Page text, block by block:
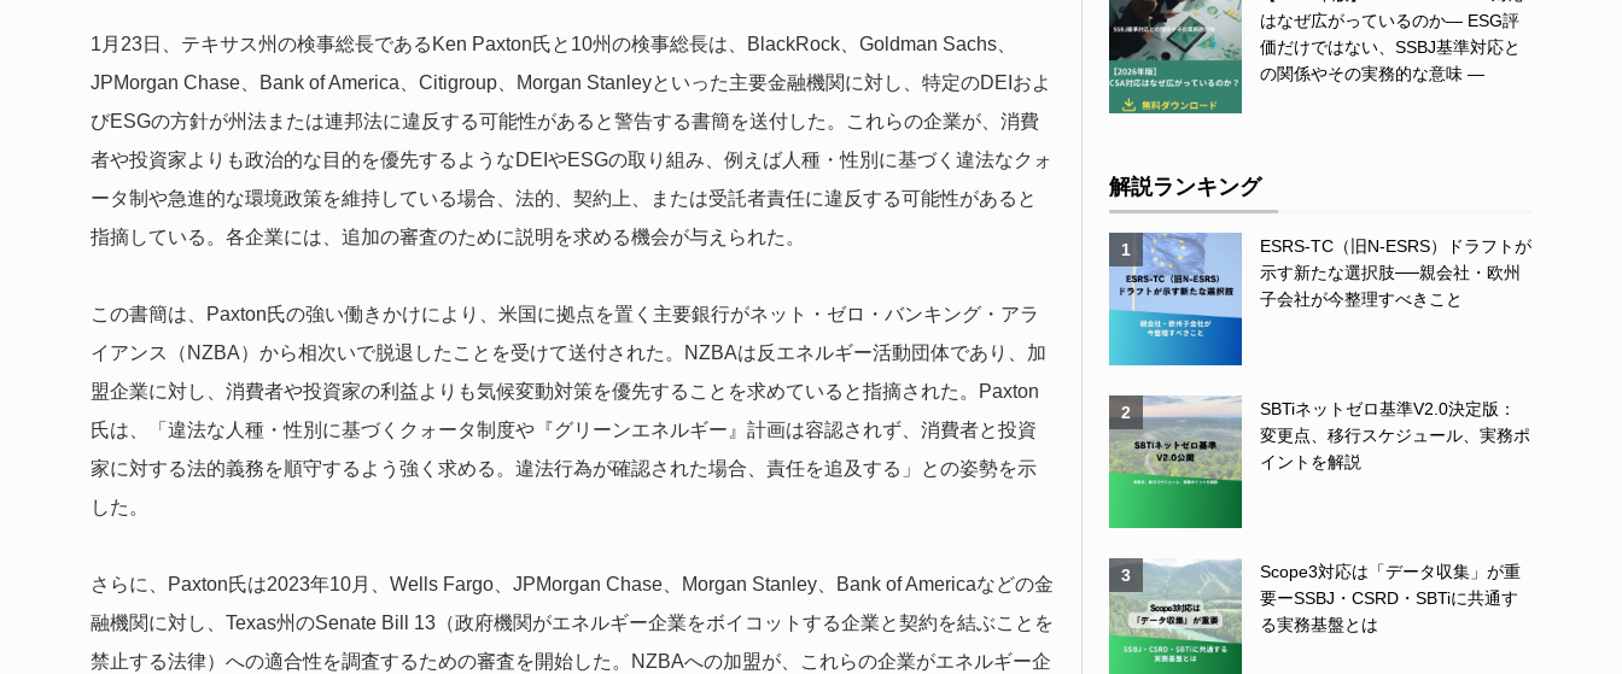
1月23日、テキサス州の検事総長であるKen Paxton氏と10州の検事総長は、BlackRock、Goldman Sachs、
JPMorgan Chase、Bank of America、Citigroup、Morgan Stanleyといった主要金融機関に対し、特定のDEIおよ
びESGの方針が州法または連邦法に違反する可能性があると警告する書簡を送付した。これらの企業が、消費
者や投資家よりも政治的な目的を優先するようなDEIやESGの取り組み、例えば人種・性別に基づく違法なクォ
ータ制や急進的な環境政策を維持している場合、法的、契約上、または受託者責任に違反する可能性があると
指摘している。各企業には、追加の審査のために説明を求める機会が与えられた。
この書簡は、Paxton氏の強い働きかけにより、米国に拠点を置く主要銀行がネット・ゼロ・バンキング・アラ
イアンス（NZBA）から相次いで脱退したことを受けて送付された。NZBAは反エネルギー活動団体であり、加
盟企業に対し、消費者や投資家の利益よりも気候変動対策を優先することを求めていると指摘された。Paxton
氏は、「違法な人種・性別に基づくクォータ制度や『グリーンエネルギー』計画は容認されず、消費者と投資
家に対する法的義務を順守するよう強く求める。違法行為が確認された場合、責任を追及する」との姿勢を示
した。
さらに、Paxton氏は2023年10月、Wells Fargo、JPMorgan Chase、Morgan Stanley、Bank of Americaなどの金
融機関に対し、Texas州のSenate Bill 13（政府機関がエネルギー企業をボイコットする企業と契約を結ぶことを
禁止する法律）への適合性を調査するための審査を開始した。NZBAへの加盟が、これらの企業がエネルギー企
はなぜ広がっているのか― ESG評
価だけではない、SSBJ基準対応と
の関係やその実務的な意味 ―
解説ランキング
1
ESRS-TC（旧N-ESRS）ドラフトが
示す新たな選択肢──親会社・欧州
子会社が今整理すべきこと
2
SBTiネットゼロ基準V2.0決定版：
変更点、移行スケジュール、実務ポ
イントを解説
3
Scope3対応は「データ収集」が重
要ーSSBJ・CSRD・SBTiに共通す
る実務基盤とは